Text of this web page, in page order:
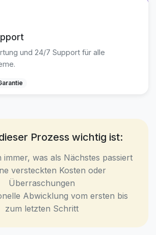
und 24/7 Support für alle
Prozess wichtig ist:
immer, was als Nächstes passiert
versteckten Kosten oder
Überraschungen
Abwicklung vom ersten bis
zum letzten Schritt